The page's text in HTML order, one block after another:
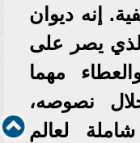
إنه ديوان
يصر على
مهما
نصوصه،
لعالم